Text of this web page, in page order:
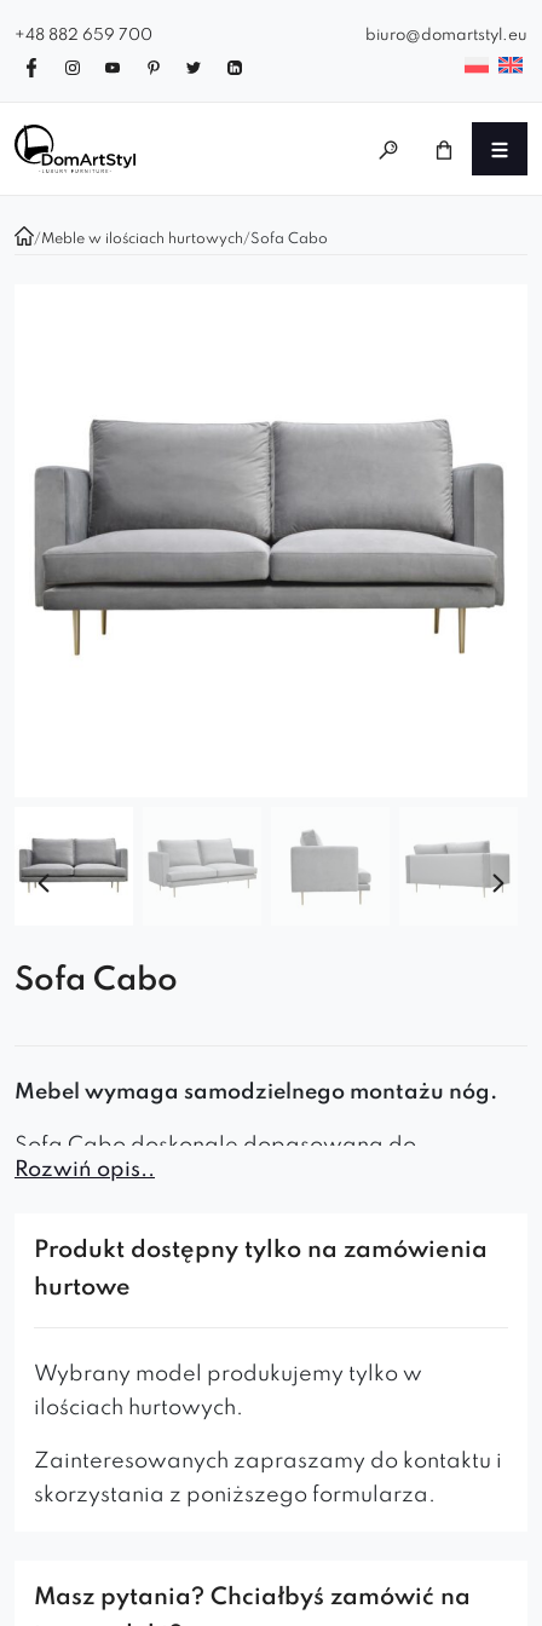
+48 882 659 700 biuro@domartstyl.eu
/Meble w ilościach hurtowych/Sofa Cabo
Sofa Cabo
Mebel wymaga samodzielnego montażu nóg.
Sofa Cabo doskonale dopasowana do
nowoczesnych aranżacji wnętrz, dodając im
indywidualny charakter pomieszczenia.
Dodatkowo, do sofy można dołączyć jeden lub
tzw. narożnika, co zwiększa funkcjonalność
mebla.
Na zdjęciu sofa ta spoczywa na toczonych
nogach, co dodaje lekkości i elegancji.
maksymalny komfort podczas siedzenia. Ten
Rozwiń opis..
Produkt dostępny tylko na zamówienia
hurtowe
Wybrany model produkujemy tylko w
ilościach hurtowych.
Zainteresowanych zapraszamy do kontaktu i
skorzystania z poniższego formularza.
Masz pytania? Chciałbyś zamówić na